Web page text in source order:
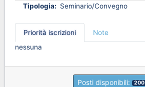
Tipologia: Seminario/Convegno
Priorità iscrizioni
Note
nessuna
Posti disponibili: 200